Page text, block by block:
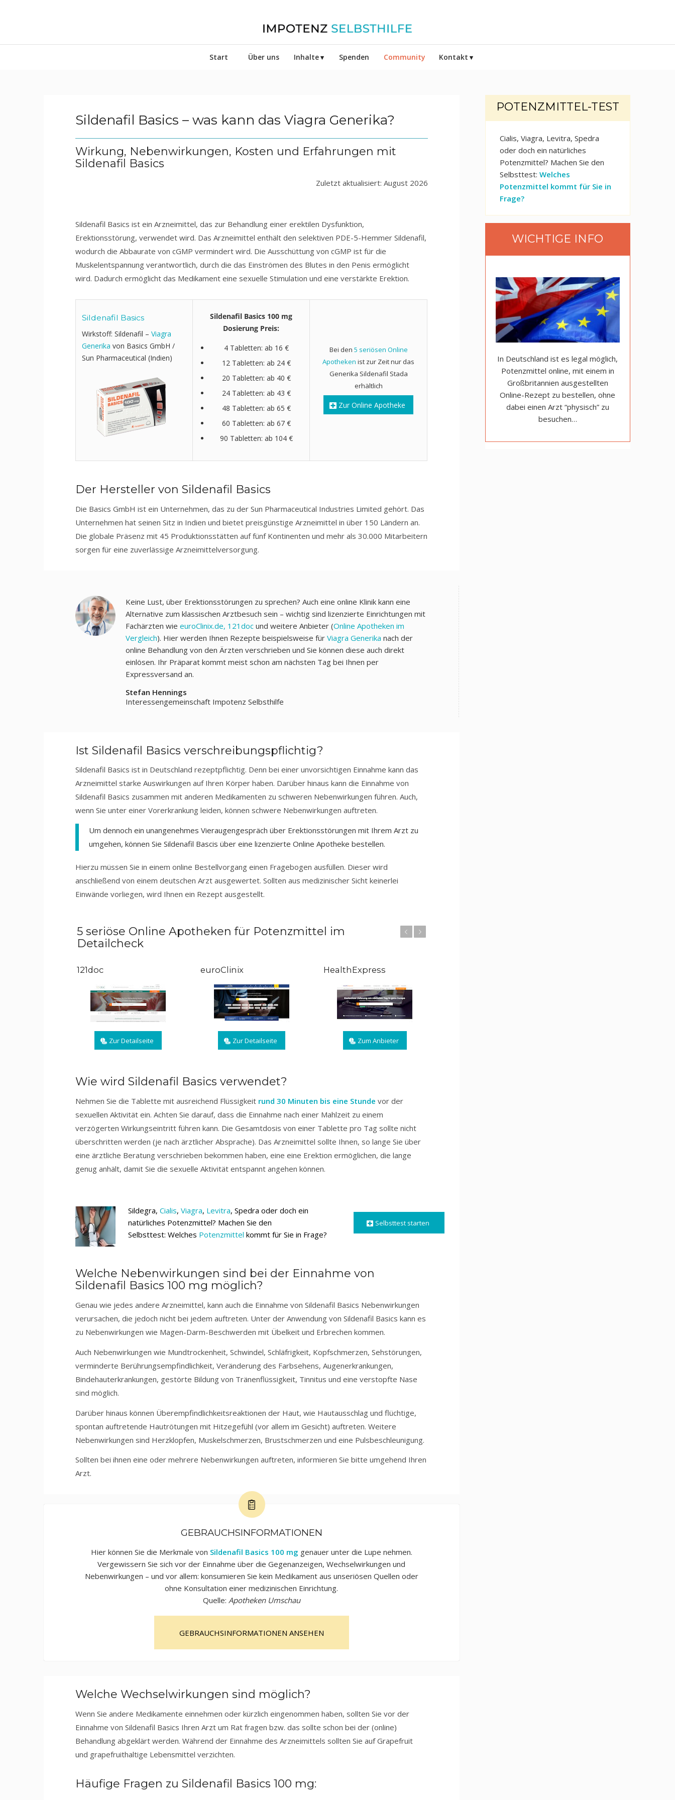
Start Über uns Inhalte Spenden Community Kontakt
Sildenafil Basics – was kann das Viagra Generika?
Wirkung, Nebenwirkungen, Kosten und Erfahrungen mit
Sildenafil Basics
Zuletzt aktualisiert: August 2026
Sildenafil Basics ist ein Arzneimittel, das zur Behandlung einer erektilen Dysfunktion,
Erektionsstörung, verwendet wird. Das Arzneimittel enthält den selektiven PDE-5-Hemmer Sildenafil,
wodurch die Abbaurate von cGMP vermindert wird. Die Ausschüttung von cGMP ist für die
Muskelentspannung verantwortlich, durch die das Einströmen des Blutes in den Penis ermöglicht
wird. Dadurch ermöglicht das Medikament eine sexuelle Stimulation und eine verstärkte Erektion.
Sildenafil Basics
Wirkstoff: Sildenafil – Viagra
Generika von Basics GmbH /
Sun Pharmaceutical (Indien)
Sildenafil Basics 100 mg
Dosierung Preis:
4 Tabletten: ab 16 €
12 Tabletten: ab 24 €
20 Tabletten: ab 40 €
24 Tabletten: ab 43 €
48 Tabletten: ab 65 €
60 Tabletten: ab 67 €
90 Tabletten: ab 104 €
Bei den 5 seriösen Online
Apotheken ist zur Zeit nur das
Generika Sildenafil Stada
erhältlich
Zur Online Apotheke
Der Hersteller von Sildenafil Basics
Die Basics GmbH ist ein Unternehmen, das zu der Sun Pharmaceutical Industries Limited gehört. Das
Unternehmen hat seinen Sitz in Indien und bietet preisgünstige Arzneimittel in über 150 Ländern an.
Die globale Präsenz mit 45 Produktionsstätten auf fünf Kontinenten und mehr als 30.000 Mitarbeitern
sorgen für eine zuverlässige Arzneimittelversorgung.
Keine Lust, über Erektionsstörungen zu sprechen? Auch eine online Klinik kann eine
Alternative zum klassischen Arztbesuch sein – wichtig sind lizenzierte Einrichtungen mit
Fachärzten wie euroClinix.de, 121doc und weitere Anbieter (Online Apotheken im
Vergleich). Hier werden Ihnen Rezepte beispielsweise für Viagra Generika nach der
online Behandlung von den Ärzten verschrieben und Sie können diese auch direkt
einlösen. Ihr Präparat kommt meist schon am nächsten Tag bei Ihnen per
Expressversand an.
Stefan Hennings
Interessengemeinschaft Impotenz Selbsthilfe
Ist Sildenafil Basics verschreibungspflichtig?
Sildenafil Basics ist in Deutschland rezeptpflichtig. Denn bei einer unvorsichtigen Einnahme kann das
Arzneimittel starke Auswirkungen auf Ihren Körper haben. Darüber hinaus kann die Einnahme von
Sildenafil Basics zusammen mit anderen Medikamenten zu schweren Nebenwirkungen führen. Auch,
wenn Sie unter einer Vorerkrankung leiden, können schwere Nebenwirkungen auftreten.
Um dennoch ein unangenehmes Vieraugengespräch über Erektionsstörungen mit Ihrem Arzt zu
umgehen, können Sie Sildenafil Bascis über eine lizenzierte Online Apotheke bestellen.
Hierzu müssen Sie in einem online Bestellvorgang einen Fragebogen ausfüllen. Dieser wird
anschließend von einem deutschen Arzt ausgewertet. Sollten aus medizinischer Sicht keinerlei
Einwände vorliegen, wird Ihnen ein Rezept ausgestellt.
5 seriöse Online Apotheken für Potenzmittel im
Detailcheck
121doc
Zur Detailseite
euroClinix
Zur Detailseite
HealthExpress
Zum Anbieter
Wie wird Sildenafil Basics verwendet?
Nehmen Sie die Tablette mit ausreichend Flüssigkeit rund 30 Minuten bis eine Stunde vor der
sexuellen Aktivität ein. Achten Sie darauf, dass die Einnahme nach einer Mahlzeit zu einem
verzögerten Wirkungseintritt führen kann. Die Gesamtdosis von einer Tablette pro Tag sollte nicht
überschritten werden (je nach ärztlicher Absprache). Das Arzneimittel sollte Ihnen, so lange Sie über
eine ärztliche Beratung verschrieben bekommen haben, eine eine Erektion ermöglichen, die lange
genug anhält, damit Sie die sexuelle Aktivität entspannt angehen können.
Sildegra, Cialis, Viagra, Levitra, Spedra oder doch ein
natürliches Potenzmittel? Machen Sie den
Selbsttest: Welches Potenzmittel kommt für Sie in Frage?
Selbsttest starten
Welche Nebenwirkungen sind bei der Einnahme von
Sildenafil Basics 100 mg möglich?
Genau wie jedes andere Arzneimittel, kann auch die Einnahme von Sildenafil Basics Nebenwirkungen
verursachen, die jedoch nicht bei jedem auftreten. Unter der Anwendung von Sildenafil Basics kann es
zu Nebenwirkungen wie Magen-Darm-Beschwerden mit Übelkeit und Erbrechen kommen.
Auch Nebenwirkungen wie Mundtrockenheit, Schwindel, Schläfrigkeit, Kopfschmerzen, Sehstörungen,
verminderte Berührungsempfindlichkeit, Veränderung des Farbsehens, Augenerkrankungen,
Bindehauterkrankungen, gestörte Bildung von Tränenflüssigkeit, Tinnitus und eine verstopfte Nase
sind möglich.
Darüber hinaus können Überempfindlichkeitsreaktionen der Haut, wie Hautausschlag und flüchtige,
spontan auftretende Hautrötungen mit Hitzegefühl (vor allem im Gesicht) auftreten. Weitere
Nebenwirkungen sind Herzklopfen, Muskelschmerzen, Brustschmerzen und eine Pulsbeschleunigung.
Sollten bei ihnen eine oder mehrere Nebenwirkungen auftreten, informieren Sie bitte umgehend Ihren
Arzt.
GEBRAUCHSINFORMATIONEN
Hier können Sie die Merkmale von Sildenafil Basics 100 mg genauer unter die Lupe nehmen.
Vergewissern Sie sich vor der Einnahme über die Gegenanzeigen, Wechselwirkungen und
Nebenwirkungen – und vor allem: konsumieren Sie kein Medikament aus unseriösen Quellen oder
ohne Konsultation einer medizinischen Einrichtung.
Quelle: Apotheken Umschau
GEBRAUCHSINFORMATIONEN ANSEHEN
Welche Wechselwirkungen sind möglich?
Wenn Sie andere Medikamente einnehmen oder kürzlich eingenommen haben, sollten Sie vor der
Einnahme von Sildenafil Basics Ihren Arzt um Rat fragen bzw. das sollte schon bei der (online)
Behandlung abgeklärt werden. Während der Einnahme des Arzneimittels sollten Sie auf Grapefruit
und grapefruithaltige Lebensmittel verzichten.
Häufige Fragen zu Sildenafil Basics 100 mg:
POTENZMITTEL-TEST
Cialis, Viagra, Levitra, Spedra
oder doch ein natürliches
Potenzmittel? Machen Sie den
Selbsttest:Welches
Potenzmittel kommt für Sie in
Frage?
WICHTIGE INFO
In Deutschland ist es legal möglich,
Potenzmittel online, mit einem in
Großbritannien ausgestellten
Online-Rezept zu bestellen, ohne
dabei einen Arzt “physisch” zu
besuchen…